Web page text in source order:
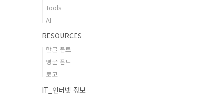
Tools
AI
RESOURCES
한글 폰트
영문 폰트
로고
IT_인터넷 정보